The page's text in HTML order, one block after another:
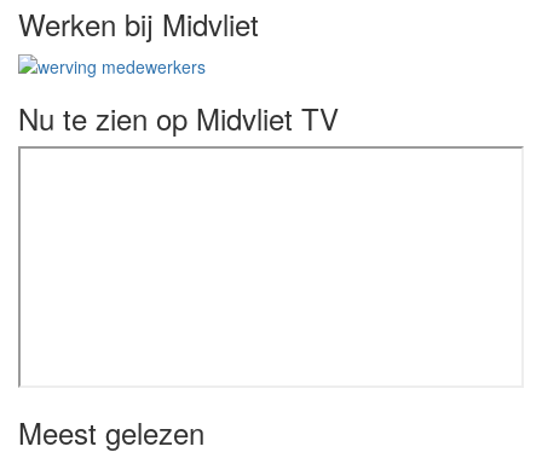
Werken bij Midvliet
Nu te zien op Midvliet TV
Meest gelezen